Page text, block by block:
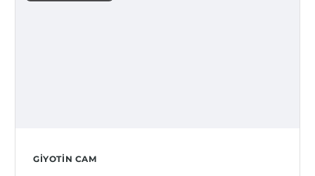
GIYOTIN CAM